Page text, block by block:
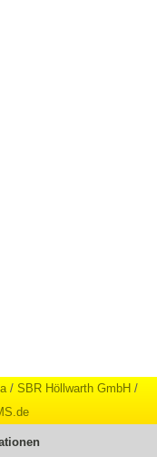
/ SBR Höllwarth GmbH /